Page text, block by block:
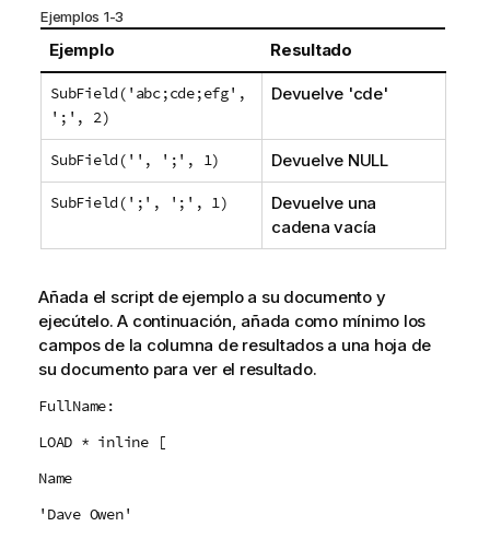
u
g
e
e
c
i
a
Ejemplos 1-3
Ejemplo Resultado
SubField('abc;cde;efg',
';', 2)
Devuelve 'cde'
SubField('', ';', 1) Devuelve NULL
SubField(';', ';', 1)
Devuelve una
cadena vacía
Añada el script de ejemplo a su documento y
ejecútelo. A continuación, añada como mínimo los
campos de la columna de resultados a una hoja de
su documento para ver el resultado.
FullName:
LOAD * inline [
Name
'Dave Owen'